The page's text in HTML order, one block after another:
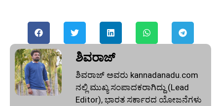
ಶಿವರಾಜ್
ಶಿವರಾಜ್ ಅವರು kannadanadu.com
ನಲ್ಲಿ ಮುಖ್ಯ ಸಂಪಾದಕರಾಗಿದ್ದು (Lead
Editor), ಭಾರತ ಸರ್ಕಾರದ ಯೋಜನೆಗಳು